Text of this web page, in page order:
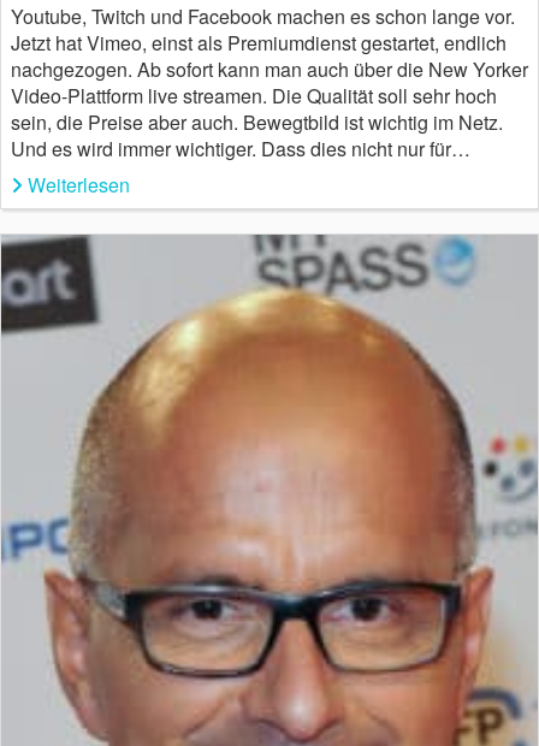
Youtube, Twitch und Facebook machen es schon lange vor.
Jetzt hat Vimeo, einst als Premiumdienst gestartet, endlich
nachgezogen. Ab sofort kann man auch über die New Yorker
Video-Plattform live streamen. Die Qualität soll sehr hoch
sein, die Preise aber auch. Bewegtbild ist wichtig im Netz.
Und es wird immer wichtiger. Dass dies nicht nur für…
Weiterlesen